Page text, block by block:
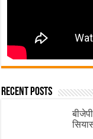
Recent Posts